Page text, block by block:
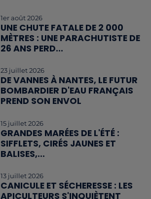
1er août 2026
UNE CHUTE FATALE DE 2 000
MÈTRES : UNE PARACHUTISTE DE
26 ANS PERD...
23 juillet 2026
DE VANNES À NANTES, LE FUTUR
BOMBARDIER D'EAU FRANÇAIS
PREND SON ENVOL
15 juillet 2026
GRANDES MARÉES DE L'ÉTÉ :
SIFFLETS, CIRÉS JAUNES ET
BALISES,...
13 juillet 2026
CANICULE ET SÉCHERESSE : LES
APICULTEURS S'INQUIÈTENT